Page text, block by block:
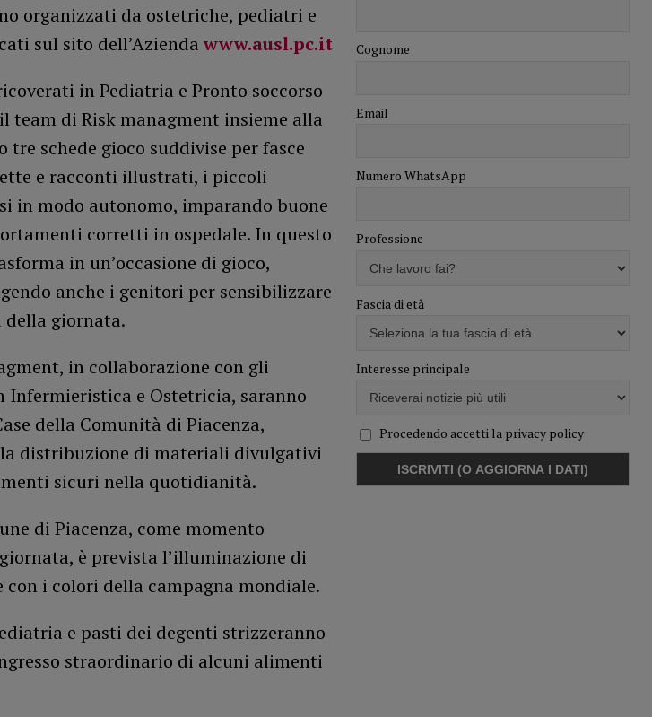
organizzati da ostetriche, pediatri e
sul sito dell’Azienda www.ausl.pc.it
in Pediatria e Pronto soccorso
team di Risk managment insieme alla
schede gioco suddivise per fasce
e racconti illustrati, i piccoli
in modo autonomo, imparando buone
corretti in ospedale. In questo
in un’occasione di gioco,
anche i genitori per sensibilizzare
della giornata.
in collaborazione con gli
e Ostetricia, saranno
della Comunità di Piacenza,
la distribuzione di materiali divulgativi
sicuri nella quotidianità.
di Piacenza, come momento
è prevista l’illuminazione di
con i colori della campagna mondiale.
e pasti dei degenti strizzeranno
straordinario di alcuni alimenti
Cognome
Email
Numero WhatsApp
Professione
Fascia di età
Interesse principale
Procedendo accetti la privacy policy